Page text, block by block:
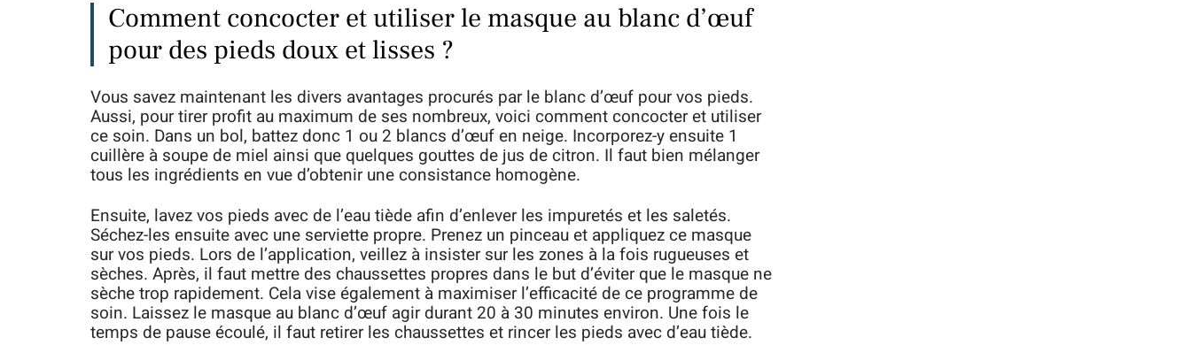
Comment concocter et utiliser le masque au blanc d’œuf
pour des pieds doux et lisses ?
Vous savez maintenant les divers avantages procurés par le blanc d’œuf pour vos pieds.
Aussi, pour tirer profit au maximum de ses nombreux, voici comment concocter et utiliser
ce soin. Dans un bol, battez donc 1 ou 2 blancs d’œuf en neige. Incorporez-y ensuite 1
cuillère à soupe de miel ainsi que quelques gouttes de jus de citron. Il faut bien mélanger
tous les ingrédients en vue d’obtenir une consistance homogène.
Ensuite, lavez vos pieds avec de l’eau tiède afin d’enlever les impuretés et les saletés.
Séchez-les ensuite avec une serviette propre. Prenez un pinceau et appliquez ce masque
sur vos pieds. Lors de l’application, veillez à insister sur les zones à la fois rugueuses et
sèches. Après, il faut mettre des chaussettes propres dans le but d’éviter que le masque ne
sèche trop rapidement. Cela vise également à maximiser l’efficacité de ce programme de
soin. Laissez le masque au blanc d’œuf agir durant 20 à 30 minutes environ. Une fois le
temps de pause écoulé, il faut retirer les chaussettes et rincer les pieds avec d’eau tiède.